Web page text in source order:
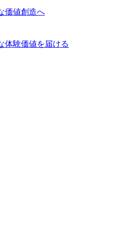
価値創造へ
体験価値を届ける